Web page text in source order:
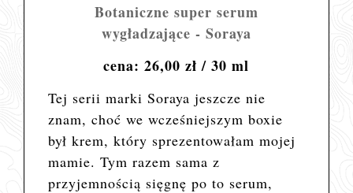
Botaniczne super serum
wygładzające - Soraya
cena: 26,00 zł / 30 ml
Tej serii marki Soraya jeszcze nie
znam, choć we wcześniejszym boxie
był krem, który sprezentowałam mojej
mamie. Tym razem sama z
przyjemnością sięgnę po to serum,